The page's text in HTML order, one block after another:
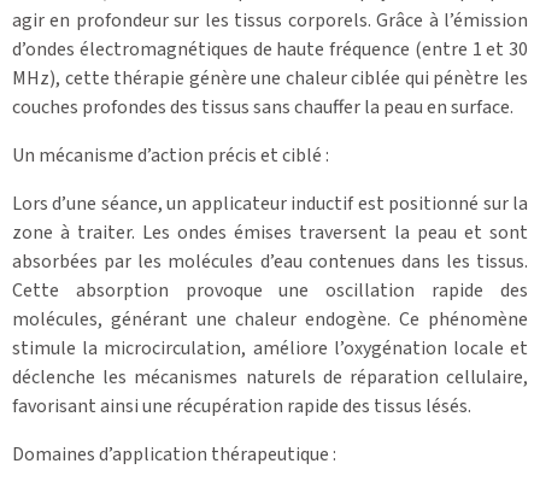
agir en profondeur sur les tissus corporels. Grâce à l’émission
d’ondes électromagnétiques de haute fréquence (entre 1 et 30
MHz), cette thérapie génère une chaleur ciblée qui pénètre les
couches profondes des tissus sans chauffer la peau en surface.
Un mécanisme d’action précis et ciblé :
Lors d’une séance, un applicateur inductif est positionné sur la
zone à traiter. Les ondes émises traversent la peau et sont
absorbées par les molécules d’eau contenues dans les tissus.
Cette absorption provoque une oscillation rapide des
molécules, générant une chaleur endogène. Ce phénomène
stimule la microcirculation, améliore l’oxygénation locale et
déclenche les mécanismes naturels de réparation cellulaire,
favorisant ainsi une récupération rapide des tissus lésés.
Domaines d’application thérapeutique :